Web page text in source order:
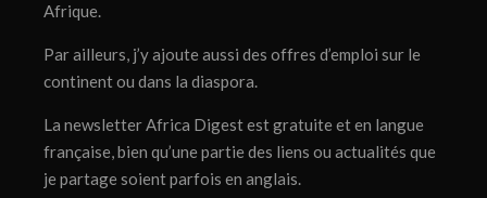
Afrique.
Par ailleurs, j’y ajoute aussi des offres d’emploi sur le
continent ou dans la diaspora.
La newsletter Africa Digest est gratuite et en langue
française, bien qu’une partie des liens ou actualités que
je partage soient parfois en anglais.